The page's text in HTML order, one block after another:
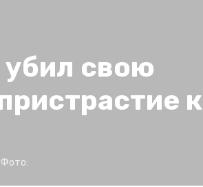
свою
к
Фото: